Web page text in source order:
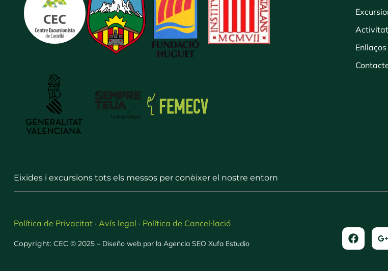
Eixides i excursions tots els messos per conèixer el nostre entorn
Enllaços
Política de Privacitat · Avís legal · Política de Cancel·lació
Copyright: CEC © 2025 – Diseño web por la Agencia SEO Xufa Estudio